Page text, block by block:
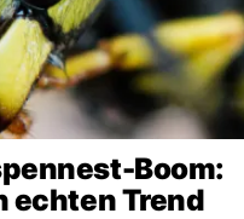
Boom:
echten Trend